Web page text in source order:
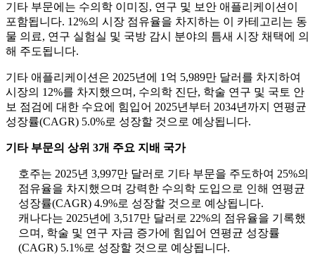
기타 부문에는 수의학 이미징, 연구 및 보안 애플리케이션이
포함됩니다. 12%의 시장 점유율을 차지하는 이 카테고리는 동
물 의료, 연구 실험실 및 국방 감시 분야의 틈새 시장 채택에 의
해 주도됩니다.
기타 애플리케이션은 2025년에 1억 5,989만 달러를 차지하여
시장의 12%를 차지했으며, 수의학 진단, 학술 연구 및 국토 안
보 점검에 대한 수요에 힘입어 2025년부터 2034년까지 연평균
성장률(CAGR) 5.0%로 성장할 것으로 예상됩니다.
기타 부문의 상위 3개 주요 지배 국가
호주는 2025년 3,997만 달러로 기타 부문을 주도하여 25%의
점유율을 차지했으며 강력한 수의학 도입으로 인해 연평균
성장률(CAGR) 4.9%로 성장할 것으로 예상됩니다.
캐나다는 2025년에 3,517만 달러로 22%의 점유율을 기록했
으며, 학술 및 연구 자금 증가에 힘입어 연평균 성장률
(CAGR) 5.1%로 성장할 것으로 예상됩니다.